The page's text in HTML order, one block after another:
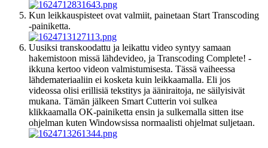
Kun leikkauspisteet ovat valmiit, painetaan Start Transcoding
-painiketta.
Uusiksi transkoodattu ja leikattu video syntyy samaan
hakemistoon missä lähdevideo, ja Transcoding Complete! -
ikkuna kertoo videon valmistumisesta. Tässä vaiheessa
lähdemateriaaliin ei kosketa kuin leikkaamalla. Eli jos
videossa olisi erillisiä tekstitys ja ääniraitoja, ne säilyisivät
mukana. Tämän jälkeen Smart Cutterin voi sulkea
klikkaamalla OK-painiketta ensin ja sulkemalla sitten itse
ohjelman kuten Windowsissa normaalisti ohjelmat suljetaan.